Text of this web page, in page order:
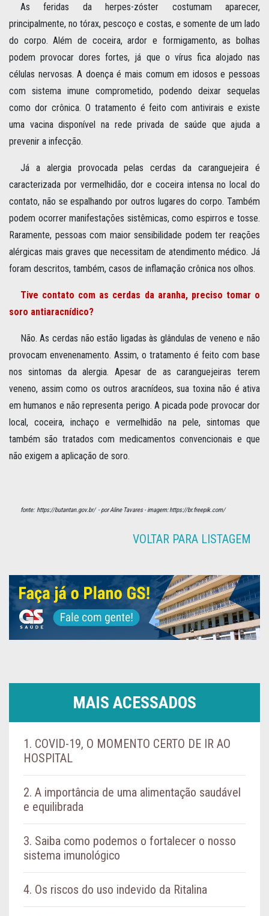
As feridas da herpes-zóster costumam aparecer,
principalmente, no tórax, pescoço e costas, e somente de um lado
do corpo. Além de coceira, ardor e formigamento, as bolhas
podem provocar dores fortes, já que o vírus fica alojado nas
células nervosas. A doença é mais comum em idosos e pessoas
com sistema imune comprometido, podendo deixar sequelas
como dor crônica. O tratamento é feito com antivirais e existe
uma vacina disponível na rede privada de saúde que ajuda a
prevenir a infecção.
Já a alergia provocada pelas cerdas da caranguejeira é
caracterizada por vermelhidão, dor e coceira intensa no local do
contato, não se espalhando por outros lugares do corpo. Também
podem ocorrer manifestações sistêmicas, como espirros e tosse.
Raramente, pessoas com maior sensibilidade podem ter reações
alérgicas mais graves que necessitam de atendimento médico. Já
foram descritos, também, casos de inflamação crônica nos olhos.
Tive contato com as cerdas da aranha, preciso tomar o
soro antiaracnídico?
Não. As cerdas não estão ligadas às glândulas de veneno e não
provocam envenenamento. Assim, o tratamento é feito com base
nos sintomas da alergia. Apesar de as caranguejeiras terem
veneno, assim como os outros aracnídeos, sua toxina não é ativa
em humanos e não representa perigo. A picada pode provocar dor
local, coceira, inchaço e vermelhidão na pele, sintomas que
também são tratados com medicamentos convencionais e que
não exigem a aplicação de soro.
fonte: https://butantan.gov.br/- porAline Tavares - imagem: https://br.freepik.com/
VOLTAR PARA LISTAGEM
MAIS ACESSADOS
1. COVID-19, O MOMENTO CERTO DE IR AO
HOSPITAL
2. A importância de uma alimentação saudável
e equilibrada
3. Saiba como podemos o fortalecer o nosso
sistema imunológico
4. Os riscos do uso indevido da Ritalina